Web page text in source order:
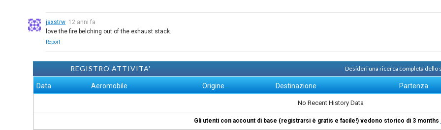
jaxstrw 12 anni fa
love the fire belching out of the exhaust stack.
Report
REGISTRO ATTIVITA' Desideri una ricerca completa dello
Data Aeromobile Origine Destinazione Partenza
No Recent History Data
Gli utenti con account di base (registrarsi è gratis e facile!) vedono storico di 3 months